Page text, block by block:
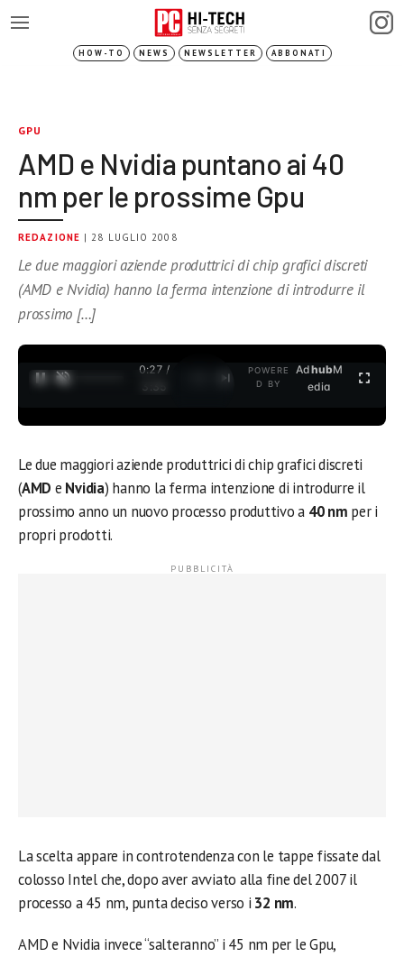
HOW-TO NEWS NEWSLETTER ABBONATI
GPU
AMD e Nvidia puntano ai 40
nm per le prossime Gpu
REDAZIONE | 28 LUGLIO 2008
Le due maggiori aziende produttrici di chip grafici discreti
(AMD e Nvidia) hanno la ferma intenzione di introdurre il
prossimo […]
0:27 /
3:35
POWERE
D BY
AdhubM
edia
Le due maggiori aziende produttrici di chip grafici discreti
(AMD e Nvidia) hanno la ferma intenzione di introdurre il
prossimo anno un nuovo processo produttivo a 40 nm per i
propri prodotti.
La scelta appare in controtendenza con le tappe fissate dal
colosso Intel che, dopo aver avviato alla fine del 2007 il
processo a 45 nm, punta deciso verso i 32 nm.
AMD e Nvidia invece “salteranno” i 45 nm per le Gpu,